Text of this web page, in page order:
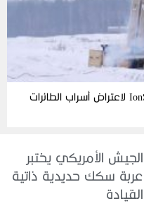
الجيش الأمريكي يختبر منظومة IonStrike لاعتراض أسراب الطائرات
الجيش الأمريكي يختبر
عربة سكك حديدية ذاتية
القيادة